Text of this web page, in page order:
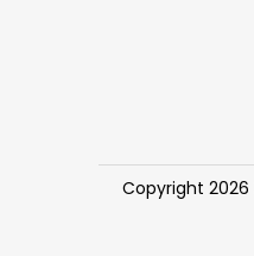
Copyright 2026